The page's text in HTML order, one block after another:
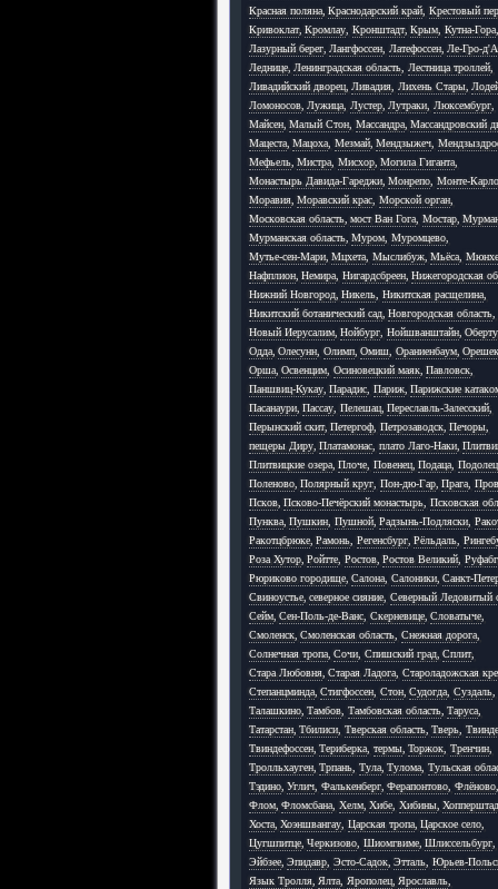
Красная поляна, Краснодарский край, Крестовый
Кривоклат, Кромлау Кронштадт, Крым Кутна-Гора,
Лазурный берег, Лангфоссен Латефоссен, Ле-Гро-
Леднице, Ленинградская область Лестница троллей,
Ливадийский дворец, Ливадия, Лихень Стары,
Ломоносов, Лужица Лустер, Лутраки Люксембург,
Майсен, Малый Стон Массандра, Массандровский
Мацеста, Мацоха Мезмай, Мендзыжеч,
Мефьель, Мистра Мисхор, Могила Гиганта
Монастырь Давида-Гареджи, Монрепо Монте-Карло
Моравия, Моравский крас Морской орган,
Московская область, мост Ван Гога Мостар,
Мурманская область, Муром Муромцево,
Мутье-сен-Мари, Мцхета Мыслибуж, Мьёса
Нафплион, Немира Нигардсбреен, Нижегородская
Нижний Новгород, Никель Никитская расщелина,
Никитский ботанический сад, Новгородская область
Новый Иерусалим, Нойбург Нойшванштайн,
Одда, Олесунн Олимп, Омиш, Ораниенбаум,
Орша, Освенцим Осиновецкий маяк, Павловск
Паншвиц-Кукау, Парадис Париж, Парижские
Пасанаури, Пассау Пелешац, Переславль-Залесский,
Перынский скит, Петергоф, Петрозаводск, Печоры,
пещеры Диру, Платамонас плато Лаго-Наки,
Плитвицкие озера, Плоче, Повенец, Подаца Подолец
Поленово, Полярный круг Пон-дю-Гар, Прага
Псков, Псково-Печёрский монастырь Псковская
Пунква, Пушкин Пушной, Радзынь-Подляски
Ракотцбрюке, Рамонь Регенсбург, Рёльдаль
Роза Хутор, Ройтте, Ростов, Ростов Великий,
Рюриково городище, Салона Салоники, Санкт-
Свиноустье, северное сияние, Северный Ледовитый
Сейм, Сен-Поль-де-Ванс Скерневице, Словатыче,
Смоленск, Смоленская область Снежная дорога,
Солнечная тропа, Сочи Спишский град, Сплит,
Стара Любовня, Старая Ладога Староладожская
Степанцминда, Стигфоссен Стон, Судогда Суздаль,
Талашкино, Тамбов, Тамбовская область, Таруса
Татарстан, Тбилиси Тверская область, Тверь Твинде
Твиндефоссен, Териберка термы, Торжок Тренчин,
Тролльхауген, Трпань Тула, Тулома Тульская
Тэдино, Углич, Фалькенберг, Ферапонтово Флёново,
Флом, Фломсбана Хелм, Хибе, Хибины,
Хоста, Хоэншвангау Царская тропа, Царское село
Цугшпитце, Черкизово Шиомгвиме, Шлиссельбург
Эйбзее, Эпидавр Эсто-Садок, Этталь Юрьев-
Язык Тролля, Ялта Ярополец, Ярославль